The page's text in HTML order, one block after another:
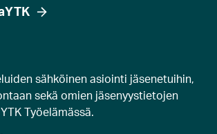
sähköinen asiointi jäsenetuihin,
sekä omien jäsenyystietojen
Työelämässä.